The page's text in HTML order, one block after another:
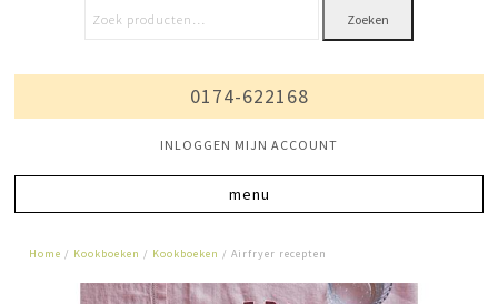
Zoeken
0174-622168
INLOGGEN MIJN ACCOUNT
Home / Kookboeken / Kookboeken / Airfryer recepten